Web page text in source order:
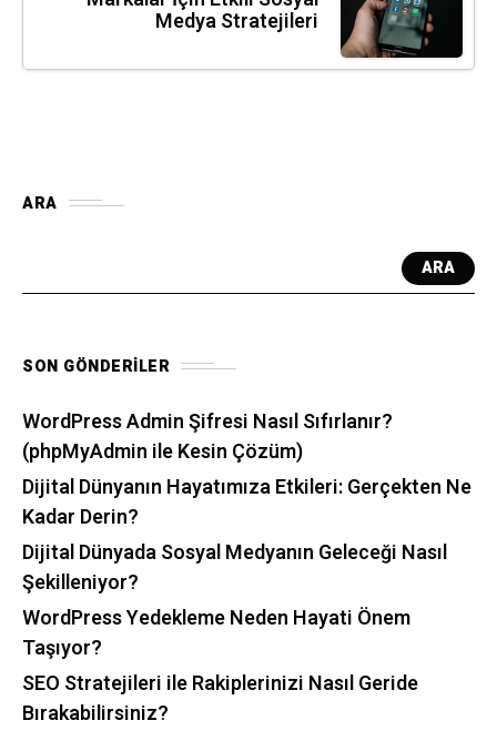
Medya Stratejileri
ARA
ARA
SON GÖNDERILER
WordPress Admin Şifresi Nasıl Sıfırlanır?
(phpMyAdmin ile Kesin Çözüm)
Dijital Dünyanın Hayatımıza Etkileri: Gerçekten Ne
Kadar Derin?
Dijital Dünyada Sosyal Medyanın Geleceği Nasıl
Şekilleniyor?
WordPress Yedekleme Neden Hayati Önem
Taşıyor?
SEO Stratejileri ile Rakiplerinizi Nasıl Geride
Bırakabilirsiniz?